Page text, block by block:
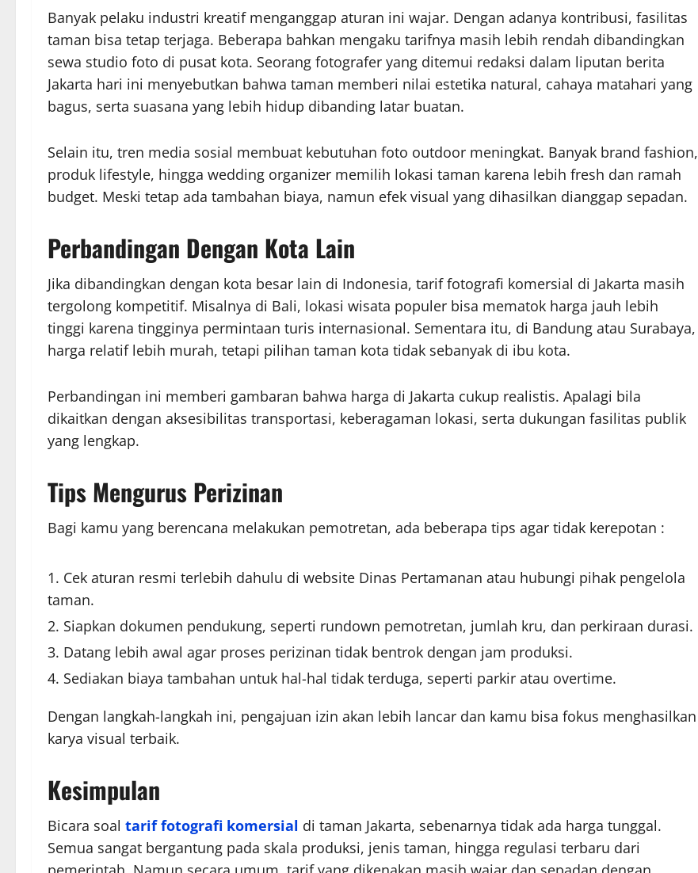
Banyak pelaku industri kreatif menganggap aturan ini wajar. Dengan adanya kontribusi, fasilitas
taman bisa tetap terjaga. Beberapa bahkan mengaku tarifnya masih lebih rendah dibandingkan
sewa studio foto di pusat kota. Seorang fotografer yang ditemui redaksi dalam liputan berita
Jakarta hari ini menyebutkan bahwa taman memberi nilai estetika natural, cahaya matahari yang
bagus, serta suasana yang lebih hidup dibanding latar buatan.
Selain itu, tren media sosial membuat kebutuhan foto outdoor meningkat. Banyak brand fashion,
produk lifestyle, hingga wedding organizer memilih lokasi taman karena lebih fresh dan ramah
budget. Meski tetap ada tambahan biaya, namun efek visual yang dihasilkan dianggap sepadan.
Perbandingan Dengan Kota Lain
Jika dibandingkan dengan kota besar lain di Indonesia, tarif fotografi komersial di Jakarta masih
tergolong kompetitif. Misalnya di Bali, lokasi wisata populer bisa mematok harga jauh lebih
tinggi karena tingginya permintaan turis internasional. Sementara itu, di Bandung atau Surabaya,
harga relatif lebih murah, tetapi pilihan taman kota tidak sebanyak di ibu kota.
Perbandingan ini memberi gambaran bahwa harga di Jakarta cukup realistis. Apalagi bila
dikaitkan dengan aksesibilitas transportasi, keberagaman lokasi, serta dukungan fasilitas publik
yang lengkap.
Tips Mengurus Perizinan
Bagi kamu yang berencana melakukan pemotretan, ada beberapa tips agar tidak kerepotan :
Cek aturan resmi terlebih dahulu di website Dinas Pertamanan atau hubungi pihak pengelola
taman.
Siapkan dokumen pendukung, seperti rundown pemotretan, jumlah kru, dan perkiraan durasi.
Datang lebih awal agar proses perizinan tidak bentrok dengan jam produksi.
Sediakan biaya tambahan untuk hal-hal tidak terduga, seperti parkir atau overtime.
Dengan langkah-langkah ini, pengajuan izin akan lebih lancar dan kamu bisa fokus menghasilkan
karya visual terbaik.
Kesimpulan
Bicara soal tarif fotografi komersial di taman Jakarta, sebenarnya tidak ada harga tunggal.
Semua sangat bergantung pada skala produksi, jenis taman, hingga regulasi terbaru dari